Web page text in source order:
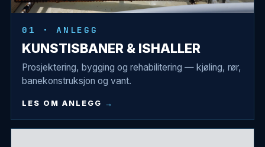
01 · ANLEGG
KUNSTISBANER & ISHALLER
Prosjektering, bygging og rehabilitering — kjøling, rør,
banekonstruksjon og vant.
LES OM ANLEGG